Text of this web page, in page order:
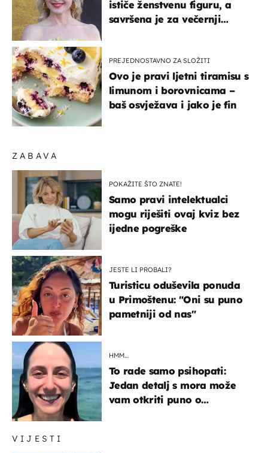
VIJESTI
ZABAVA
POKAŽITE ŠTO ZNATE!
Samo pravi intelektualci
mogu riješiti ovaj kviz bez
ijedne pogreške
JESTE LI PROBALI?
Turisticu oduševila ponuda
u Primoštenu: "Oni su puno
pametniji od nas"
HMM…
To rade samo psihopati:
Jedan detalj s mora može
vam otkriti puno o
ističe ženstvenu figuru, a
savršena je za večernji
PREJEDNOSTAVNO ZA SLOŽITI
Ovo je pravi ljetni tiramisu s
limunom i borovnicama –
baš osvježava i jako je fin